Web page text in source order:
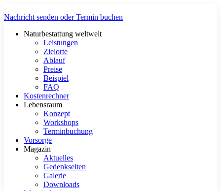
Inhalt
Nachricht senden oder Termin buchen
Naturbestattung weltweit
Leistungen
Zielorte
Ablauf
Preise
Beispiel
FAQ
Kostenrechner
Lebensraum
Konzept
Workshops
Terminbuchung
Vorsorge
Magazin
Aktuelles
Gedenkseiten
Galerie
Downloads